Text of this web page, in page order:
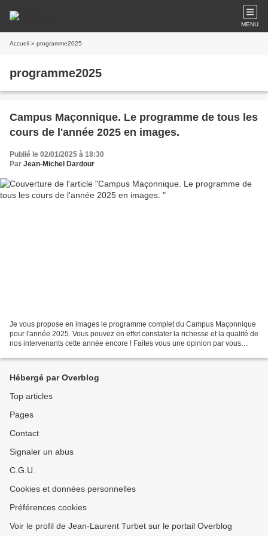
MENU
Accueil » programme2025
programme2025
Campus Maçonnique. Le programme de tous les
cours de l'année 2025 en images.
Publié le 02/01/2025 à 18:30
Par Jean-Michel Dardour
Je vous propose en images le programme complet du Campus Maçonnique
pour l'année 2025. Vous pouvez en effet constater la richesse et la qualité de
nos intervenants cette année encore ! Faites vous une opinion par vous
Hébergé par Overblog
Top articles
Pages
Contact
Signaler un abus
C.G.U.
Cookies et données personnelles
Préférences cookies
Voir le profil de Jean-Laurent Turbet sur le portail Overblog